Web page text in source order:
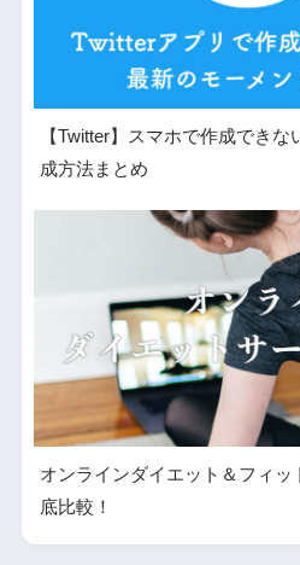
【Twitter】スマホで作成でき
成方法まとめ
オンラインダイエット＆フィッ
底比較！